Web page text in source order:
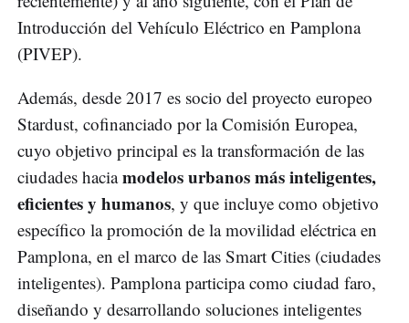
Introducción del Vehículo Eléctrico en Pamplona
(PIVEP).
Además, desde 2017 es socio del proyecto europeo
Stardust, cofinanciado por la Comisión Europea,
cuyo objetivo principal es la transformación de las
ciudades haciamodelos urbanos más inteligentes,
eficientes y humanos, y que incluye como objetivo
específico la promoción de la movilidad eléctrica en
Pamplona, en el marco de las Smart Cities (ciudades
inteligentes). Pamplona participa como ciudad faro,
diseñando y desarrollando soluciones inteligentes